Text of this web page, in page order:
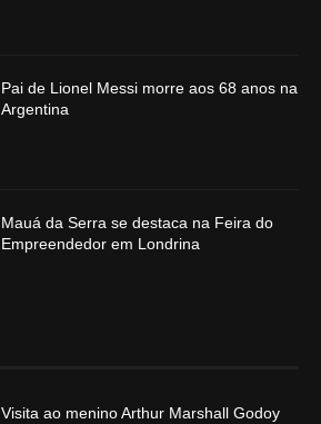
Pai de Lionel Messi morre aos 68 anos na
Argentina
Mauá da Serra se destaca na Feira do
Empreendedor em Londrina
Visita ao menino Arthur Marshall Godoy